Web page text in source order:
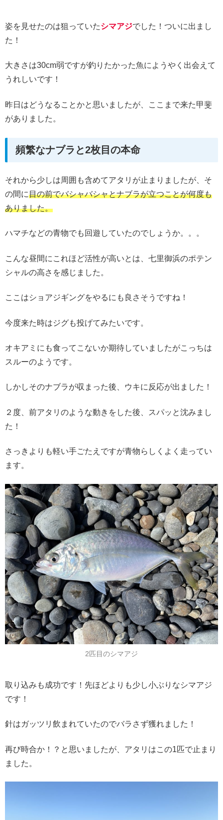
姿を見せたのは狙っていたシマアジでした！ついに出まし
た！
大きさは30cm弱ですが釣りたかった魚にようやく出会えて
うれしいです！
昨日はどうなることかと思いましたが、ここまで来た甲斐
がありました。
頻繁なナブラと2枚目の本命
それから少しは周囲も含めてアタリが止まりましたが、そ
の間に目の前でバシャバシャとナブラが立つことが何度も
ありました。
ハマチなどの青物でも回遊していたのでしょうか。。。
こんな昼間にこれほど活性が高いとは、七里御浜のポテン
シャルの高さを感じました。
ここはショアジギングをやるにも良さそうですね！
今度来た時はジグも投げてみたいです。
オキアミにも食ってこないか期待していましたがこっちは
スルーのようです。
しかしそのナブラが収まった後、ウキに反応が出ました！
２度、前アタリのような動きをした後、スパッと沈みまし
た！
さっきよりも軽い手ごたえですが青物らしくよく走ってい
ます。
2匹目のシマアジ
取り込みも成功です！先ほどよりも少し小ぶりなシマアジ
です！
針はガッツリ飲まれていたのでバラさず獲れました！
再び時合か！？と思いましたが、アタリはこの1匹で止まり
ました。